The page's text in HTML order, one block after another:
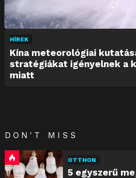
HÍREK
Kína meteorológiai
stratégiákat igényelnek a
miatt
DON'T MISS
OTTHON
5 egyszerű